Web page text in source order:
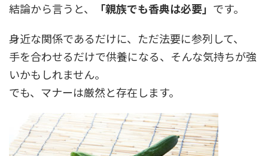
結論から言うと、
「親族でも香典は必要」 です。
身近な関係であるだけに、ただ法要に参列して、
手を合わせるだけで供養になる、そんな気持ちが強
いかもしれません。
でも、マナーは厳然と存在します。